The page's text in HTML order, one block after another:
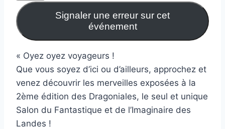
Signaler une erreur sur cet
événement
« Oyez oyez voyageurs !
Que vous soyez d’ici ou d’ailleurs, approchez et
venez découvrir les merveilles exposées à la
2ème édition des Dragoniales, le seul et unique
Salon du Fantastique et de l’Imaginaire des
Landes !